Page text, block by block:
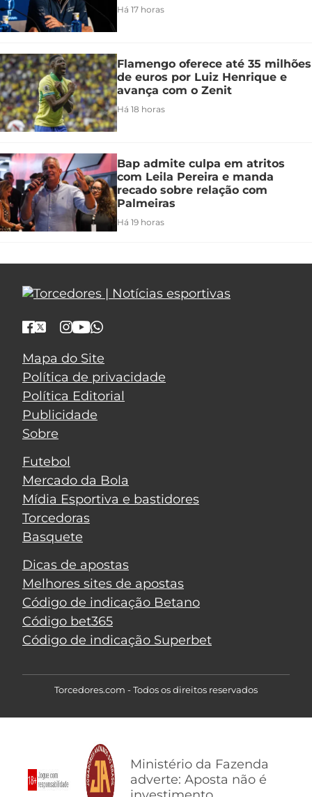
Há 17 horas
Flamengo oferece até 35 milhões
de euros por Luiz Henrique e
avança com o Zenit
Há 18 horas
Bap admite culpa em atritos
com Leila Pereira e manda
recado sobre relação com
Palmeiras
Há 19 horas
Mapa do Site
Política de privacidade
Política Editorial
Publicidade
Sobre
Futebol
Mercado da Bola
Mídia Esportiva e bastidores
Torcedoras
Basquete
Dicas de apostas
Melhores sites de apostas
Código de indicação Betano
Código bet365
Código de indicação Superbet
Torcedores.com - Todos os direitos reservados
Ministério da Fazenda
adverte: Aposta não é